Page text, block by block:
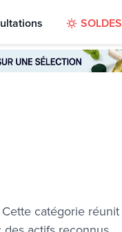
SOLDES
catégorie réunit